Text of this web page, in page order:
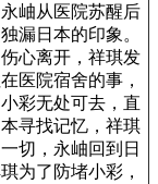
岫从医院苏醒后
漏日本的印象。
心离开，祥琪发
医院宿舍的事，
彩无处可去，直
寻找记忆，祥琪
切，永岫回到日
为了防堵小彩，